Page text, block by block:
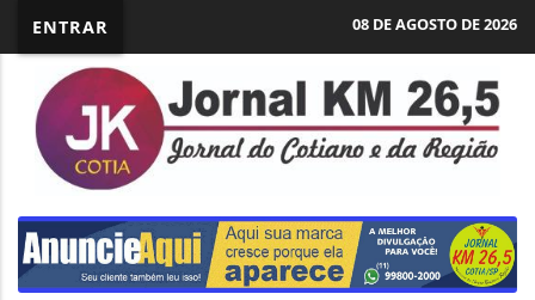
ENTRAR 08 DE AGOSTO DE 2026